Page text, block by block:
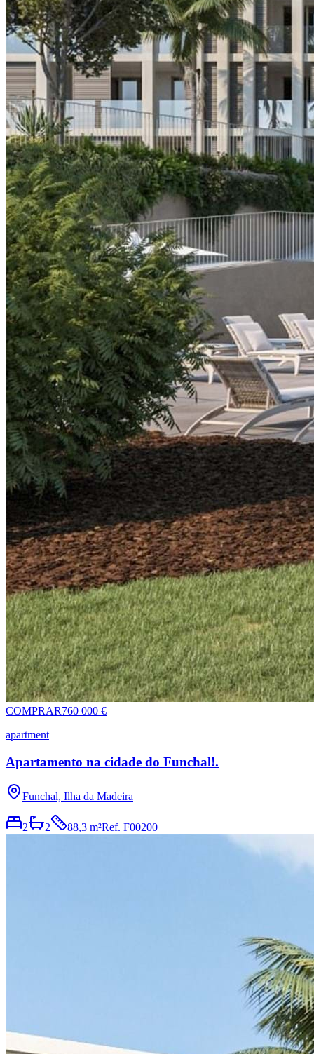
COMPRAR760 000 €
apartment
Apartamento na cidade do Funchal!.
Funchal, Ilha da Madeira
2 2 88,3 m²Ref. F00200